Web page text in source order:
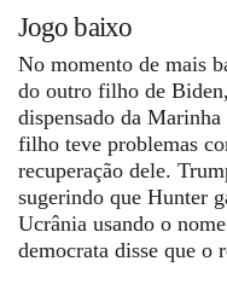
Jogo baixo
No momento de mais
do outro filho de Biden,
dispensado da
filho teve problemas
recuperação dele.
sugerindo que Hunter
Ucrânia usando o
democrata disse que o